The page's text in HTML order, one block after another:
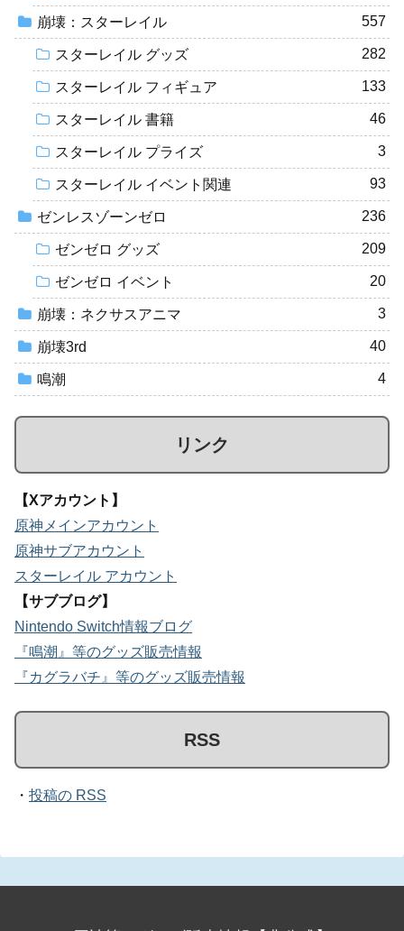
崩壊：スターレイル 557
スターレイル グッズ 282
スターレイル フィギュア 133
スターレイル 書籍 46
スターレイル プライズ 3
スターレイル イベント関連 93
ゼンレスゾーンゼロ 236
ゼンゼロ グッズ 209
ゼンゼロ イベント 20
崩壊：ネクサスアニマ 3
崩壊3rd 40
鳴潮 4
リンク
【Xアカウント】
原神メインアカウント
原神サブアカウント
スターレイル アカウント
【サブブログ】
Nintendo Switch情報ブログ
『鳴潮』等のグッズ販売情報
『カグラバチ』等のグッズ販売情報
RSS
・ 投稿の RSS